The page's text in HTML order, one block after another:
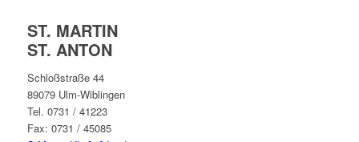
ST. MARTIN
ST. ANTON
Schloßstraße 44
89079 Ulm-Wiblingen
Tel. 0731 / 41223
Fax: 0731 / 45085